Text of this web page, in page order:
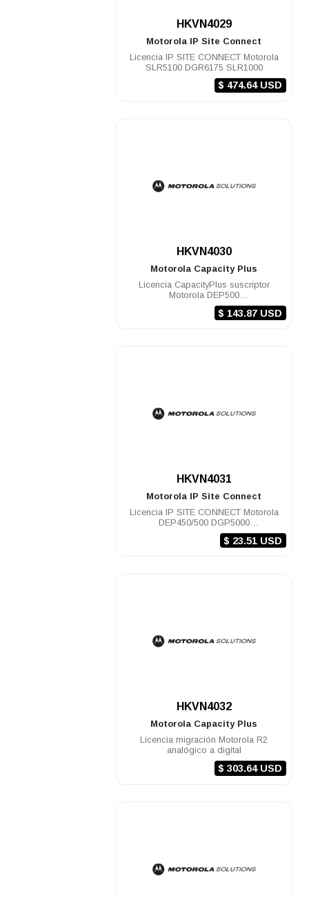
HKVN4029
Motorola IP Site Connect
Licencia IP SITE CONNECT Motorola
SLR5100 DGR6175 SLR1000
$ 474.64 USD
HKVN4030
Motorola Capacity Plus
Licencia CapacityPlus suscriptor
Motorola DEP500
DGP8000/5000/4150/6150 DEM500
DGM8000/5000/6100/410
$ 143.87 USD
HKVN4031
Motorola IP Site Connect
Licencia IP SITE CONNECT Motorola
DEP450/500 DGP5000
DEM300/400/500 DGM5000
$ 23.51 USD
HKVN4032
Motorola Capacity Plus
Licencia migración Motorola R2
analógico a digital
$ 303.64 USD